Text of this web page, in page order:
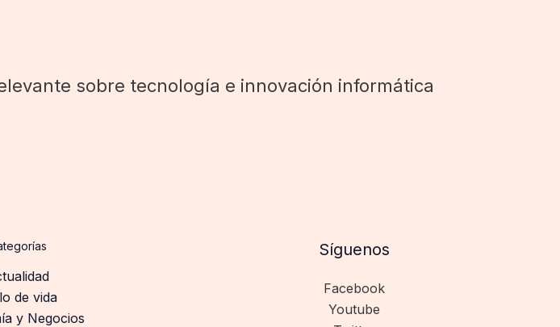
sobre tecnología e innovación informática
de vida
y Negocios
Síguenos
Facebook
Youtube